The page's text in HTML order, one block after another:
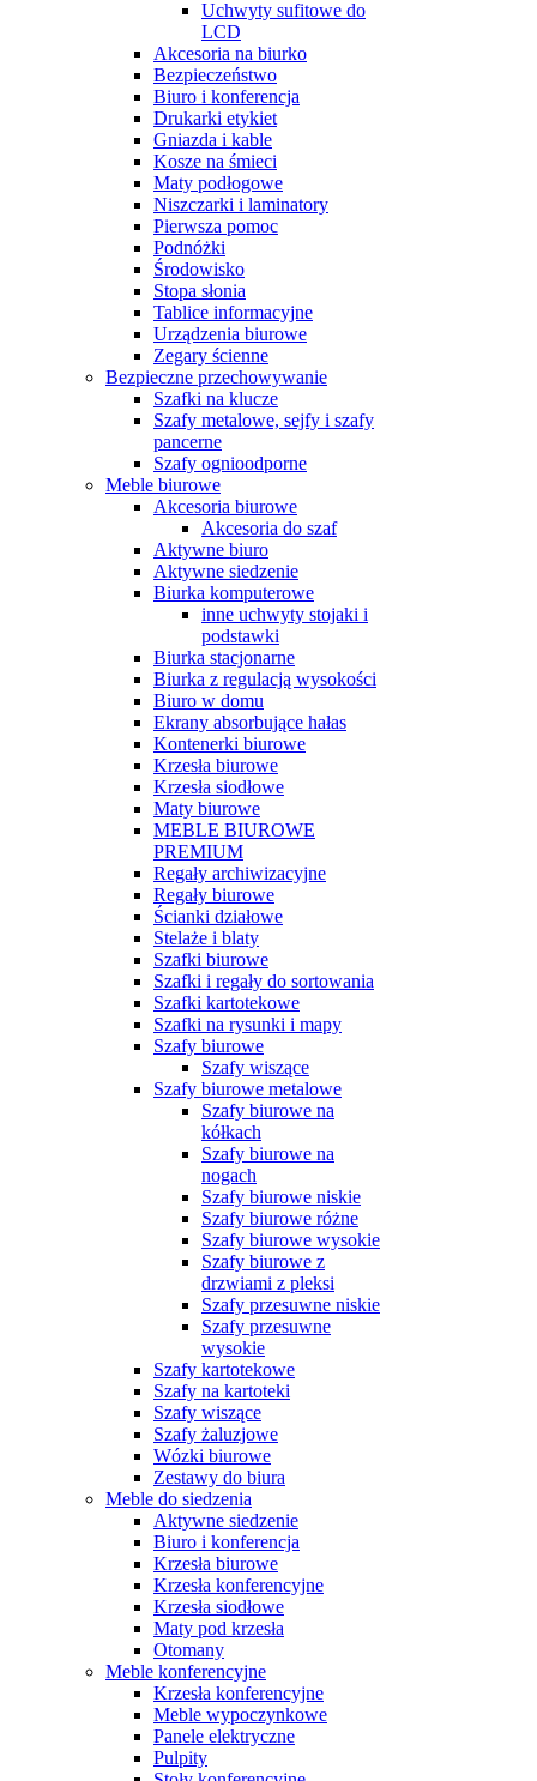
Uchwyty sufitowe do
LCD
Akcesoria na biurko
Bezpieczeństwo
Biuro i konferencja
Drukarki etykiet
Gniazda i kable
Kosze na śmieci
Maty podłogowe
Niszczarki i laminatory
Pierwsza pomoc
Podnóżki
Środowisko
Stopa słonia
Tablice informacyjne
Urządzenia biurowe
Zegary ścienne
Bezpieczne przechowywanie
Szafki na klucze
Szafy metalowe, sejfy i szafy
pancerne
Szafy ognioodporne
Meble biurowe
Akcesoria biurowe
Akcesoria do szaf
Aktywne biuro
Aktywne siedzenie
Biurka komputerowe
inne uchwyty stojaki i
podstawki
Biurka stacjonarne
Biurka z regulacją wysokości
Biuro w domu
Ekrany absorbujące hałas
Kontenerki biurowe
Krzesła biurowe
Krzesła siodłowe
Maty biurowe
MEBLE BIUROWE
PREMIUM
Regały archiwizacyjne
Regały biurowe
Ścianki działowe
Stelaże i blaty
Szafki biurowe
Szafki i regały do sortowania
Szafki kartotekowe
Szafki na rysunki i mapy
Szafy biurowe
Szafy wiszące
Szafy biurowe metalowe
Szafy biurowe na
kółkach
Szafy biurowe na
nogach
Szafy biurowe niskie
Szafy biurowe różne
Szafy biurowe wysokie
Szafy biurowe z
drzwiami z pleksi
Szafy przesuwne niskie
Szafy przesuwne
wysokie
Szafy kartotekowe
Szafy na kartoteki
Szafy wiszące
Szafy żaluzjowe
Wózki biurowe
Zestawy do biura
Meble do siedzenia
Aktywne siedzenie
Biuro i konferencja
Krzesła biurowe
Krzesła konferencyjne
Krzesła siodłowe
Maty pod krzesła
Otomany
Meble konferencyjne
Krzesła konferencyjne
Meble wypoczynkowe
Panele elektryczne
Pulpity